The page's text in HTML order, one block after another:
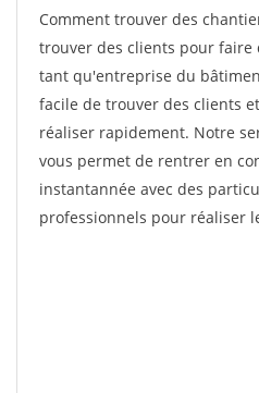
Comment trouver des
trouver des clients pour faire
tant qu'entreprise du
facile de trouver des clients
réaliser rapidement. Notre
vous permet de rentrer en
instantannée avec des
professionnels pour réaliser